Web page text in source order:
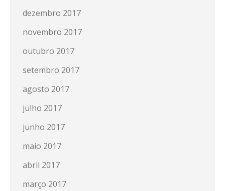
dezembro 2017
novembro 2017
outubro 2017
setembro 2017
agosto 2017
julho 2017
junho 2017
maio 2017
abril 2017
março 2017